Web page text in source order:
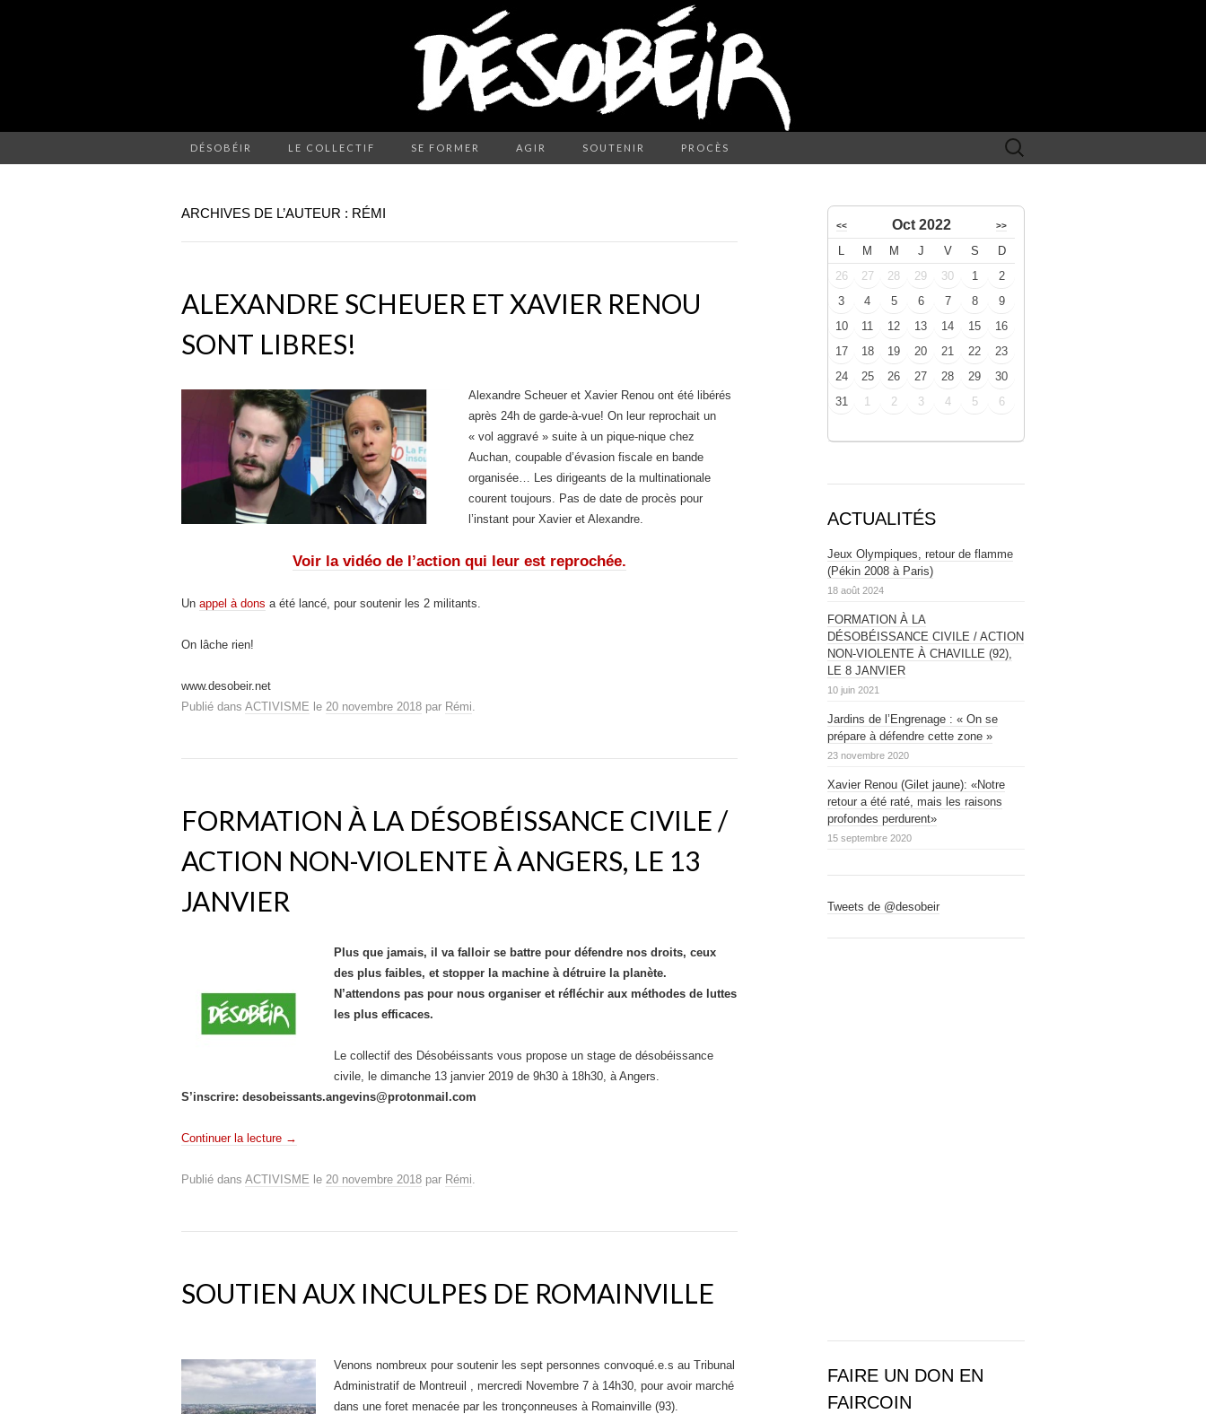
DÉSOBÉIR LE COLLECTIF SE FORMER AGIR SOUTENIR PROCÈS Rechercher :
ARCHIVES DE L’AUTEUR : RÉMI
ALEXANDRE SCHEUER ET XAVIER RENOU
SONT LIBRES!
Alexandre Scheuer et Xavier Renou ont été libérés
après 24h de garde-à-vue! On leur reprochait un
« vol aggravé » suite à un pique-nique chez
Auchan, coupable d’évasion fiscale en bande
organisée… Les dirigeants de la multinationale
courent toujours. Pas de date de procès pour
l’instant pour Xavier et Alexandre.
Voir la vidéo de l’action qui leur est reprochée.
Un appel à dons a été lancé, pour soutenir les 2 militants.
On lâche rien!
www.desobeir.net
Publié dans ACTIVISME le 20 novembre 2018 par Rémi.
FORMATION À LA DÉSOBÉISSANCE CIVILE /
ACTION NON-VIOLENTE À ANGERS, LE 13
JANVIER
Plus que jamais, il va falloir se battre pour défendre nos droits, ceux
des plus faibles, et stopper la machine à détruire la planète.
N’attendons pas pour nous organiser et réfléchir aux méthodes de luttes
les plus efficaces.
Le collectif des Désobéissants vous propose un stage de désobéissance
civile, le dimanche 13 janvier 2019 de 9h30 à 18h30, à Angers.
S’inscrire: desobeissants.angevins@protonmail.com
Continuer la lecture →
Publié dans ACTIVISME le 20 novembre 2018 par Rémi.
SOUTIEN AUX INCULPES DE ROMAINVILLE
Venons nombreux pour soutenir les sept personnes convoqué.e.s au Tribunal
Administratif de Montreuil , mercredi Novembre 7 à 14h30, pour avoir marché
dans une foret menacée par les tronçonneuses à Romainville (93).
<< Oct 2022 >>
L M M J V S
D
26
27 28 29 30 1
2
3
4 5 6 7 8
9
10
11 12 13 14 15
16
17
18 19 20 21 22
23
24
25 26 27 28 29
30
31
1 2 3 4 5 6
ACTUALITÉS
Jeux Olympiques, retour de flamme
(Pékin 2008 à Paris)
18 août 2024
FORMATION À LA
DÉSOBÉISSANCE CIVILE / ACTION
NON-VIOLENTE À CHAVILLE (92),
LE 8 JANVIER
10 juin 2021
Jardins de l’Engrenage : « On se
prépare à défendre cette zone »
23 novembre 2020
Xavier Renou (Gilet jaune): «Notre
retour a été raté, mais les raisons
profondes perdurent»
15 septembre 2020
Tweets de @desobeir
FAIRE UN DON EN
FAIRCOIN